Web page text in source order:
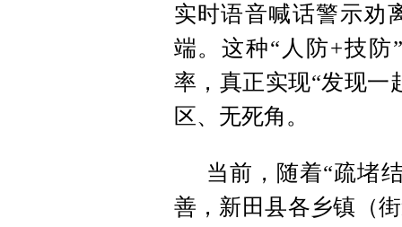
实时语音喊话警示劝
端。这种“人防+技
率，真正实现“发现一
区、无死角。
当前，随着“疏堵
善，新田县各乡镇（